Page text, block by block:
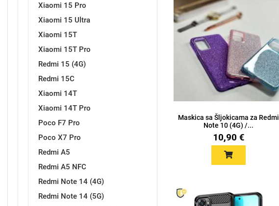
Xiaomi 15 Pro
Xiaomi 15 Ultra
Xiaomi 15T
Xiaomi 15T Pro
Redmi 15 (4G)
Redmi 15C
Xiaomi 14T
Xiaomi 14T Pro
Poco F7 Pro
Poco X7 Pro
Redmi A5
Redmi A5 NFC
Redmi Note 14 (4G)
Redmi Note 14 (5G)
Maskica sa Šljokicama za Redmi
Note 10 (4G) /...
10,90 €
Gym Unicorn kolekcija
Sleng
Univerzalno kaljeno staklo
Univerzalne futrole i
maskice
Preklopne maskice